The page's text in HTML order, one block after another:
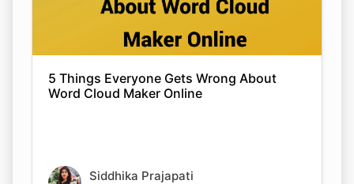
5 Things Everyone Gets Wrong About
Word Cloud Maker Online
Siddhika Prajapati